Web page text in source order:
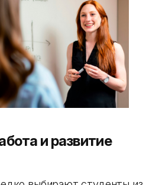
и развитие